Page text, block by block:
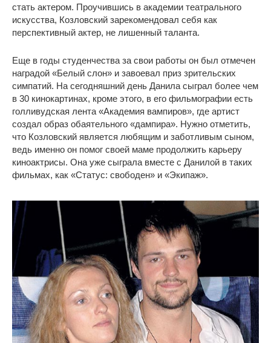
стать актером. Проучившись в академии театрального
искусства, Козловский зарекомендовал себя как
перспективный актер, не лишенный таланта.
Еще в годы студенчества за свои работы он был отмечен
наградой «Белый слон» и завоевал приз зрительских
симпатий. На сегодняшний день Данила сыграл более чем
в 30 кинокартинах, кроме этого, в его фильмографии есть
голливудская лента «Академия вампиров», где артист
создал образ обаятельного «дампира». Нужно отметить,
что Козловский является любящим и заботливым сыном,
ведь именно он помог своей маме продолжить карьеру
киноактрисы. Она уже сыграла вместе с Данилой в таких
фильмах, как «Статус: свободен» и «Экипаж».